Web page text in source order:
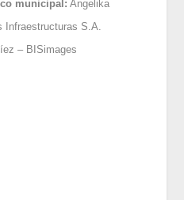
municipal: Angelika
Infraestructuras S.A.
– BISimages